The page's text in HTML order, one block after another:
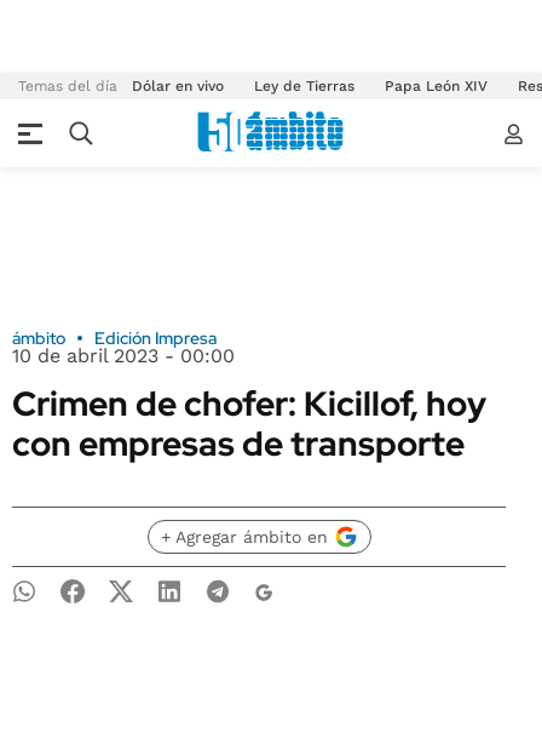
Temas del día Dólar en vivo Ley de Tierras Papa León XIV
ámbito Edición Impresa
10 de abril 2023 - 00:00
Crimen de chofer: Kicillof, hoy
con empresas de transporte
+ Agregar ámbito en